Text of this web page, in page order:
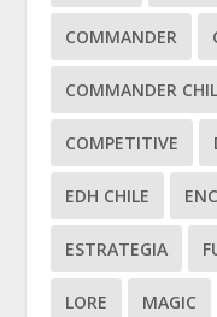
COMMANDER
COMMANDER
COMPETITIVE
EDH CHILE
ESTRATEGIA
LORE MAGIC